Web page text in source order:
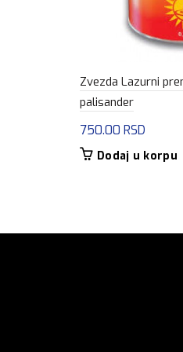
Zvezda Lazurni
palisander
750.00 RSD
Dodaj u korpu